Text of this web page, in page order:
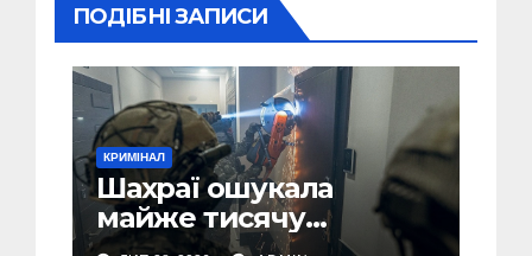
ПОДІБНІ ЗАПИСИ
КРИМІНАЛ
Шахраї ошукала
майже тисячу
українців на понад